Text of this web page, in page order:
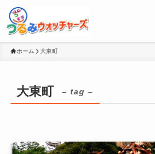
ホーム 大東町
大東町 – tag –